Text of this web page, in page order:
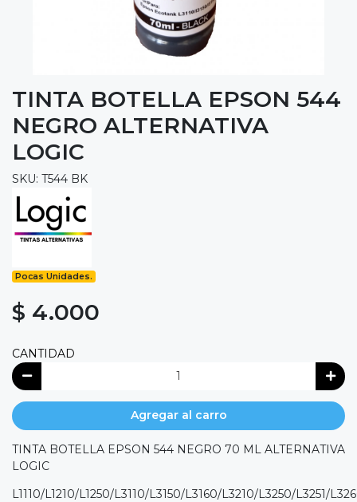
TINTA BOTELLA EPSON 544
NEGRO ALTERNATIVA
LOGIC
SKU: T544 BK
Pocas Unidades.
$ 4.000
CANTIDAD
Agregar al carro
TINTA BOTELLA EPSON 544 NEGRO 70 ML ALTERNATIVA
LOGIC
L1110/L1210/L1250/L3110/L3150/L3160/L3210/L3250/L3251/